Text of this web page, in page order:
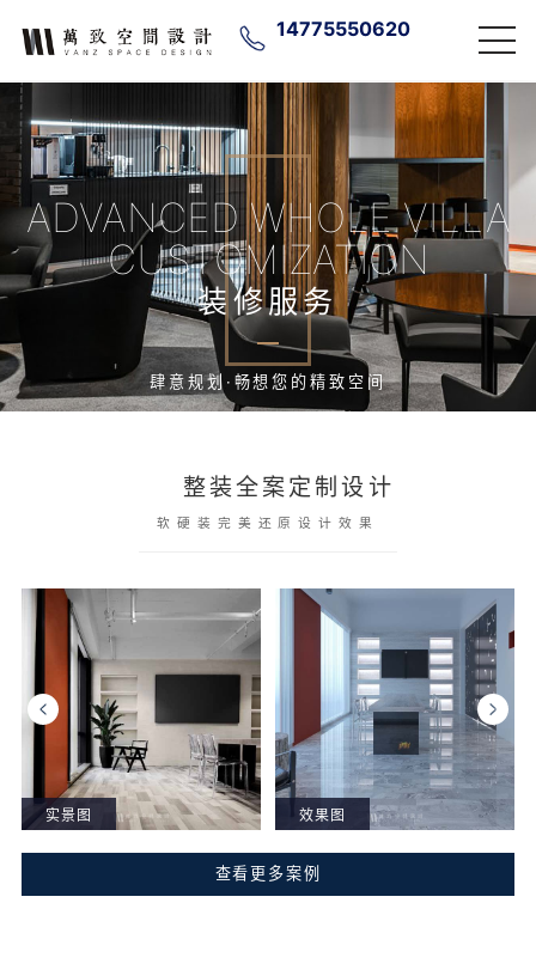
14775550620
ADVANCED WHOLE VILLA
CUSTOMIZATION
装修服务
肆意规划·畅想您的精致空间
整装全案定制设计
软硬装完美还原设计效果
实景图 效果图
查看更多案例